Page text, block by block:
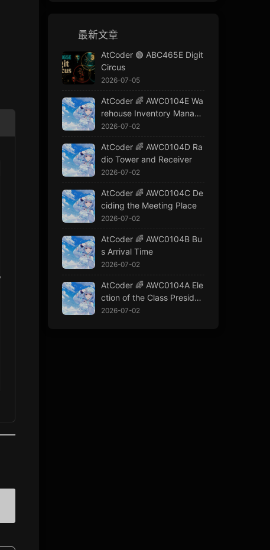
< cur. next.val):
最新文章
AtCoder 🟢 ABC465E Digit
Circus
2026-07-05
AtCoder 🌈 AWC0104E Wa
rehouse Inventory Manage
ment
2026-07-02
AtCoder 🌈 AWC0104D Ra
dio Tower and Receiver
2026-07-02
AtCoder 🌈 AWC0104C De
ciding the Meeting Place
2026-07-02
AtCoder 🌈 AWC0104B Bu
s Arrival Time
2026-07-02
AtCoder 🌈 AWC0104A Ele
ction of the Class Presiden
t2026-07-02